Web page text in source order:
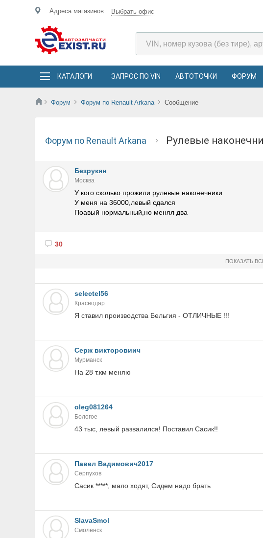
Адреса магазинов Выбрать офис
КАТАЛОГИ ЗАПРОС ПО VIN АВТОТОЧКИ ФОРУМ
Форум Форум по Renault Arkana Сообщение
Форум по Renault Arkana Рулевые
Безрукян
Москва
У кого сколько прожили рулевые наконечники
У меня на 36000,левый сдался
Поавый нормальный,но менял два
30
ПОКАЗАТЬ
selectel56
Краснодар
Я ставил производства Бельгия - ОТЛИЧНЫЕ !!!
Серж викторовиич
Мурманск
На 28 т.км меняю
oleg081264
Бологое
43 тыс, левый развалился! Поставил Сасик!!
Павел Вадимович2017
Серпухов
Сасик *****, мало ходят, Сидем надо брать
SlavaSmol
Смоленск